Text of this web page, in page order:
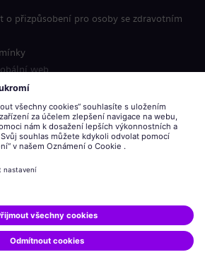
o přizpůsobení pro osoby se zdravotním
web
Oznámení o ochraně osobních údajů
cookie
Podmínky použití
- 2026